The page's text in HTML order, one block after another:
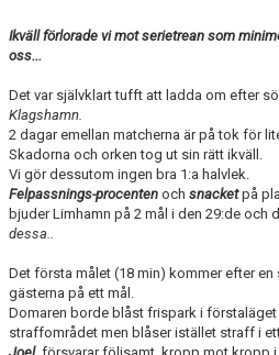
Ikväll förlorade vi mot serietrean som
oss...
Det var självklart tufft att ladda om efter
Klagshamn.
2 dagar emellan matcherna är på tok för
Skadorna och orken tog ut sin rätt ikväll.
Vi gör dessutom ingen bra 1:a halvlek.
Felpassnings-procenten och snacketpå
bjuder Limhamn på 2 mål i den 29:de och
dessa..
Det första målet (18 min) kommer efter
gästerna på ett mål.
Domaren borde blåst frispark i förstaläget
straffområdet men blåser istället straff i
Joelförsvarar följsamt, kropp mot kropp